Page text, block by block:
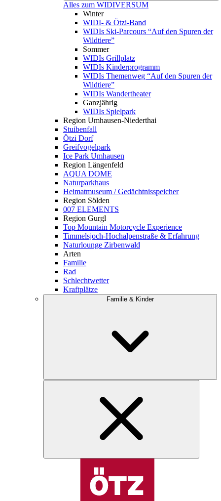
Alles zum WIDIVERSUM
Winter
WIDI- & Ötzi-Band
WIDIs Ski-Parcours “Auf den Spuren der
Wildtiere”
Sommer
WIDIs Grillplatz
WIDIs Kinderprogramm
WIDIs Themenweg “Auf den Spuren der
Wildtiere”
WIDIs Wandertheater
Ganzjährig
WIDIs Spielpark
Region Umhausen-Niederthai
Stuibenfall
Ötzi Dorf
Greifvogelpark
Ice Park Umhausen
Region Längenfeld
AQUA DOME
Naturparkhaus
Heimatmuseum / Gedächtnisspeicher
Region Sölden
007 ELEMENTS
Region Gurgl
Top Mountain Motorcycle Experience
Timmelsjoch-Hochalpenstraße & Erfahrung
Naturlounge Zirbenwald
Arten
Familie
Rad
Schlechtwetter
Kraftplätze
Familie & Kinder